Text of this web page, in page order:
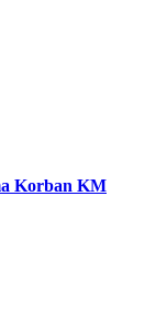
Korban KM